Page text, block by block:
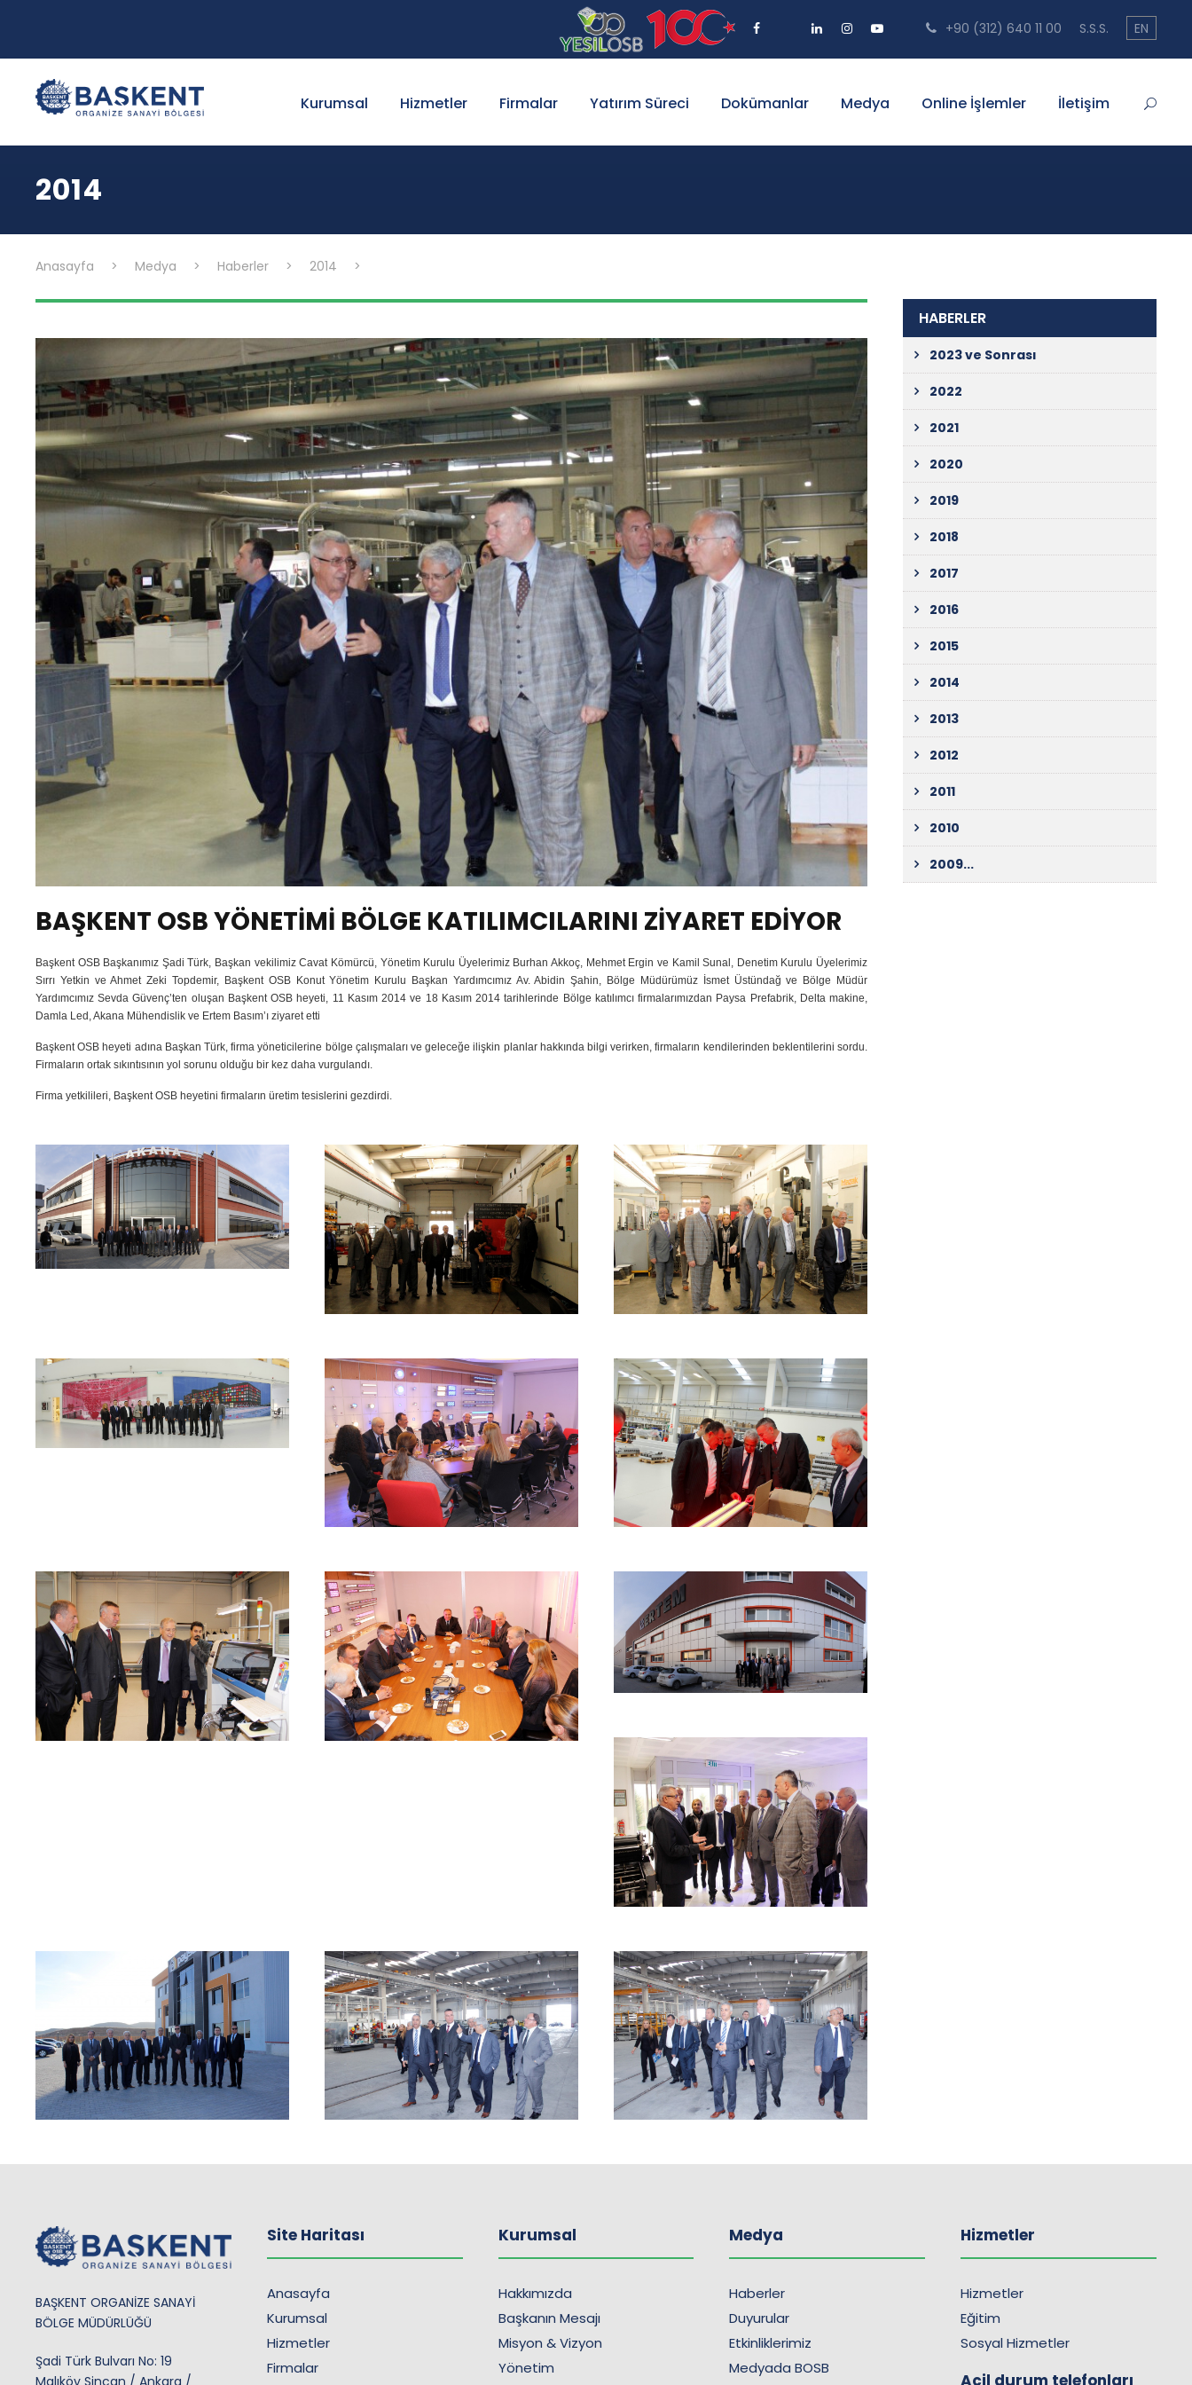
+90 (312) 640 11 00 S.S.S. EN
Kurumsal Hizmetler Firmalar Yatırım Süreci Dokümanlar Medya Online İşlemler İletişim
2014
Anasayfa > Medya > Haberler > 2014 >
BAŞKENT OSB YÖNETİMİ BÖLGE KATILIMCILARINI ZİYARET EDİYOR
Başkent OSB Başkanımız Şadi Türk, Başkan vekilimiz Cavat Kömürcü, Yönetim Kurulu Üyelerimiz Burhan Akkoç, Mehmet Ergin ve Kamil Sunal, Denetim Kurulu Üyelerimiz
Sırrı Yetkin ve Ahmet Zeki Topdemir, Başkent OSB Konut Yönetim Kurulu Başkan Yardımcımız Av. Abidin Şahin, Bölge Müdürümüz İsmet Üstündağ ve Bölge Müdür
Yardımcımız Sevda Güvenç’ten oluşan Başkent OSB heyeti, 11 Kasım 2014 ve 18 Kasım 2014 tarihlerinde Bölge katılımcı firmalarımızdan Paysa Prefabrik, Delta makine,
Damla Led, Akana Mühendislik ve Ertem Basım’ı ziyaret etti
Başkent OSB heyeti adına Başkan Türk, firma yöneticilerine bölge çalışmaları ve geleceğe ilişkin planlar hakkında bilgi verirken, firmaların kendilerinden beklentilerini sordu.
Firmaların ortak sıkıntısının yol sorunu olduğu bir kez daha vurgulandı.
Firma yetkilileri, Başkent OSB heyetini firmaların üretim tesislerini gezdirdi.
HABERLER
2023 ve Sonrası
2022
2021
2020
2019
2018
2017
2016
2015
2014
2013
2012
2011
2010
2009...
BAŞKENT ORGANİZE SANAYİ
BÖLGE MÜDÜRLÜĞÜ
Şadi Türk Bulvarı No: 19
Site Haritası
Anasayfa
Kurumsal
Hizmetler
Firmalar
Kurumsal
Hakkımızda
Başkanın Mesajı
Misyon & Vizyon
Yönetim
Medya
Haberler
Duyurular
Etkinliklerimiz
Medyada BOSB
Hizmetler
Hizmetler
Eğitim
Sosyal Hizmetler
Acil durum telefonları